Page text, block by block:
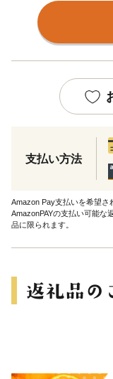
支払い方法
Amazon Pay支払いを希望さ
AmazonPAYの支払い可能な
品に限られます。